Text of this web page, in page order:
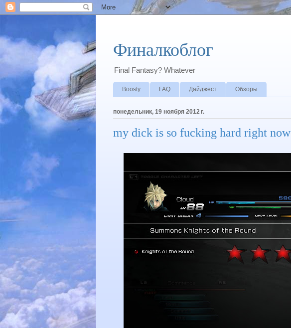
Финалкоблог
Final Fantasy? Whatever
Boosty FAQ Дайджест Обзоры
понедельник, 19 ноября 2012 г.
my dick is so fucking hard right now